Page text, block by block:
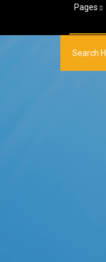
Pages